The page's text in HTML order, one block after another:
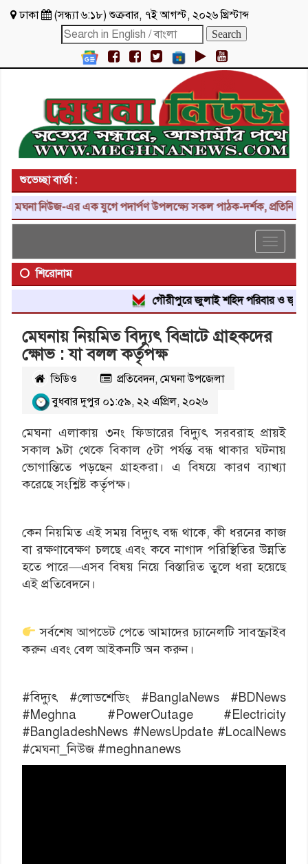
ঢাকা (সন্ধ্যা ৬:১৮)শুক্রবার, ৭ই আগস্ট, ২০২৬ খ্রিস্টাব্দ
শুভেচ্ছা বার্তা :
মেঘনা নিউজ-এর এক যুগে পদার্পণ উপলক্ষ্যে সকল পাঠক-দর্শক, প্রতিনিধি,
Toggle
শিরোনাম
গৌরীপুরে জুলাই শহিদ পরিবার ও জুলাই
মেঘনায় নিয়মিত বিদ্যুৎ বিভ্রাটে গ্রাহকদের
ক্ষোভ : যা বলল কর্তৃপক্ষ
ভিডিও প্রতিবেদন, মেঘনা উপজেলা
বুধবার দুপুর ০১:৫৯, ২২ এপ্রিল, ২০২৬
মেঘনা এলাকায় ৩নং ফিডারের বিদ্যুৎ সরবরাহ প্রায়ই
সকাল ৯টা থেকে বিকাল ৫টা পর্যন্ত বন্ধ থাকার ঘটনায়
ভোগান্তিতে পড়ছেন গ্রাহকরা। এ বিষয়ে কারণ ব্যাখ্যা
করেছে সংশ্লিষ্ট কর্তৃপক্ষ।
কেন নিয়মিত এই সময় বিদ্যুৎ বন্ধ থাকে, কী ধরনের কাজ
বা রক্ষণাবেক্ষণ চলছে এবং কবে নাগাদ পরিস্থিতির উন্নতি
হতে পারে—এসব বিষয় নিয়ে বিস্তারিত তুলে ধরা হয়েছে
এই প্রতিবেদনে।
সর্বশেষ আপডেট পেতে আমাদের চ্যানেলটি সাবস্ক্রাইব
করুন এবং বেল আইকনটি অন করুন।
#বিদ্যুৎ #লোডশেডিং #BanglaNews #BDNews
#Meghna #PowerOutage #Electricity
#BangladeshNews #NewsUpdate #LocalNews
#মেঘনা_নিউজ #meghnanews